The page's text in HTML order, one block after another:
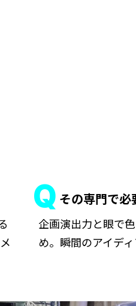
その専門で必
企画演出力と眼で
め。瞬間のアイディ